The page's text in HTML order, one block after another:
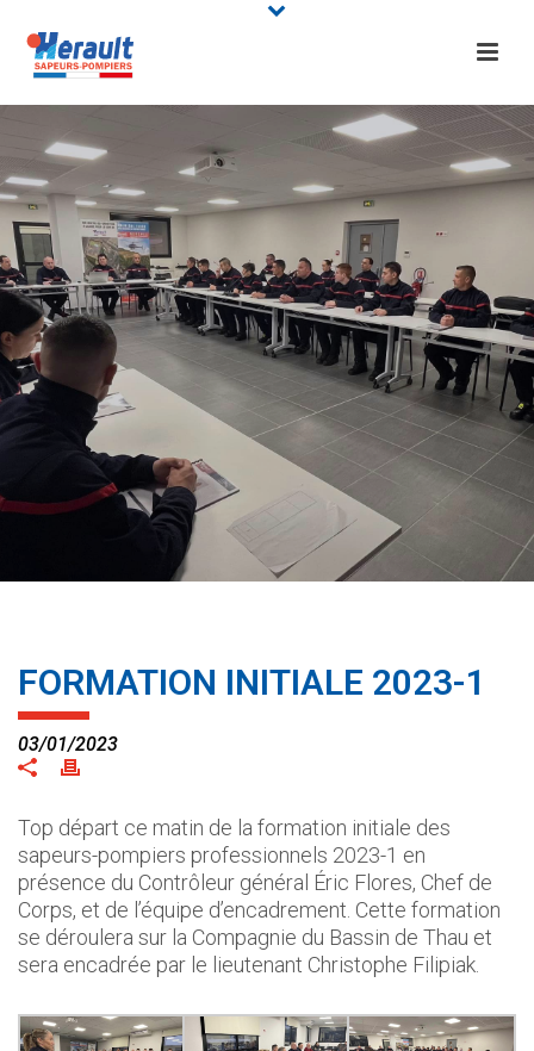
FORMATION INITIALE 2023-1
03/01/2023
Top départ ce matin de la formation initiale des
sapeurs-pompiers professionnels 2023-1 en
présence du Contrôleur général Éric Flores, Chef de
Corps, et de l’équipe d’encadrement. Cette formation
se déroulera sur la Compagnie du Bassin de Thau et
sera encadrée par le lieutenant Christophe Filipiak.